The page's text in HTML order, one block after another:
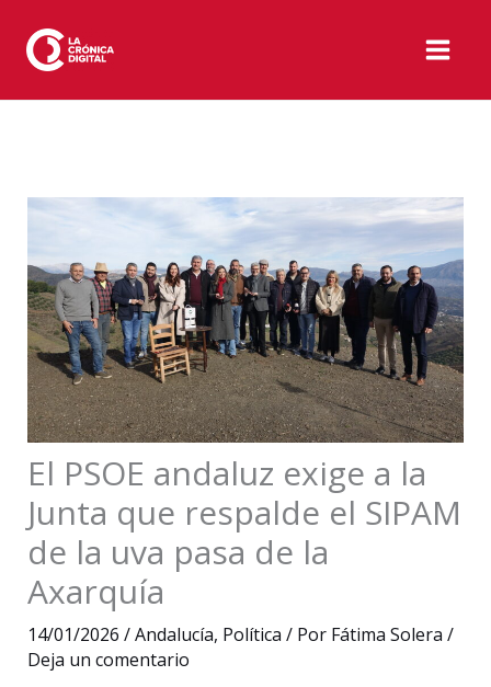
contenido
El PSOE andaluz exige a la
Junta que respalde el SIPAM
de la uva pasa de la
Axarquía
14/01/2026 /Andalucía, Política / Por Fátima Solera /
Deja un comentario